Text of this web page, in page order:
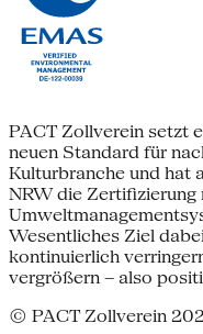
PACT Zollverein setzt
neuen Standard für
Kulturbranche und hat
NRW die Zertifizierung
Wesentliches Ziel
kontinuierlich
vergrößern – also
© PACT Zollverein